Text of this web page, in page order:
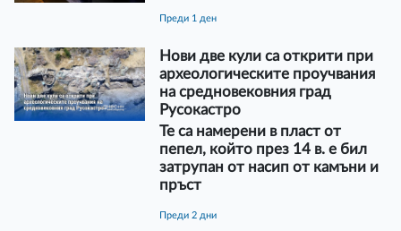
преди 1 ден
Нови две кули са открити при
археологическите проучвания
на средновековния град
Русокастро
Те са намерени в пласт от
пепел, който през 14 в. е бил
затрупан от насип от камъни и
пръст
преди 2 дни